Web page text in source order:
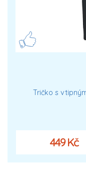
Tričko s
449 Kč